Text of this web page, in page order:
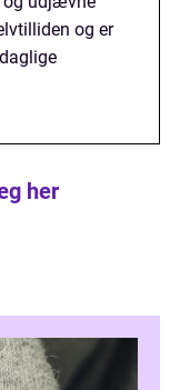
og er
her